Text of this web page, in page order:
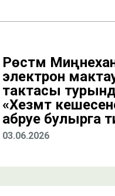
Рөстәм
электрон
тактасы
«Хезмәт
абруе булырга
03.06.2026